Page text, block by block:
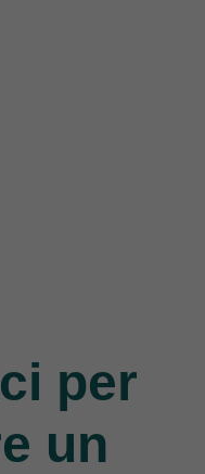
per
un